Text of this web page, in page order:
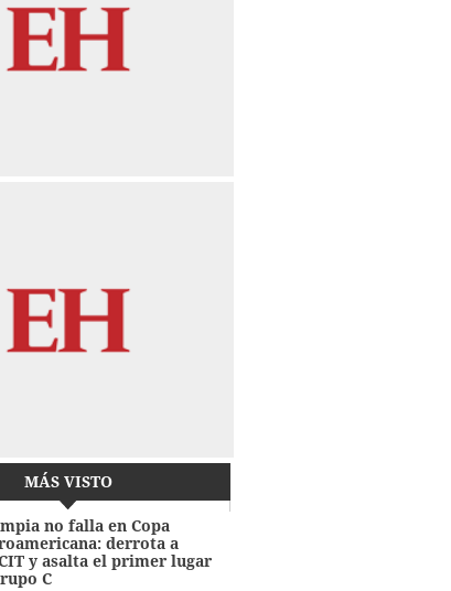
MÁS VISTO
no falla en Copa
derrota a
y asalta el primer lugar
C